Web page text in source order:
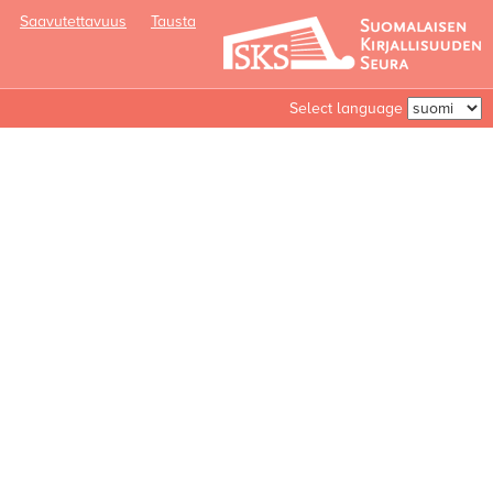
Saavutettavuus Tausta
Select language